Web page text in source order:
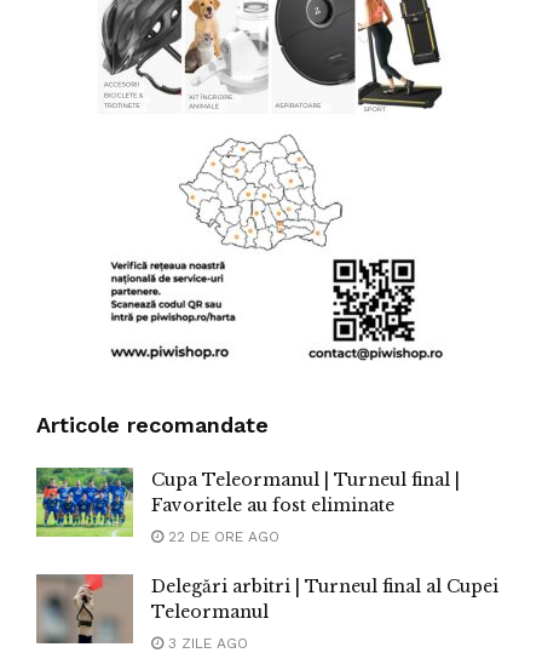
Articole recomandate
Cupa Teleormanul | Turneul final |
Favoritele au fost eliminate
22 DE ORE AGO
Delegări arbitri | Turneul final al Cupei
Teleormanul
3 ZILE AGO